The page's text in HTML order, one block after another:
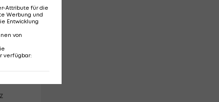
Attribute für die
Werbung und
Entwicklung
von
verfügbar: